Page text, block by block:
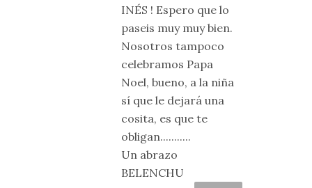
INÉS ! Espero que lo
paseis muy muy bien.
Nosotros tampoco
celebramos Papa
Noel, bueno, a la niña
sí que le dejará una
cosita, es que te
obligan...........
Un abrazo
BELENCHU